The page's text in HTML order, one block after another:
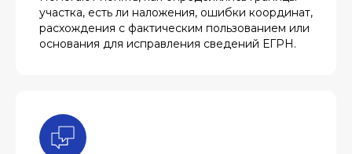
участка, есть ли наложения, ошибки координат,
расхождения с фактическим пользованием или
основания для исправления сведений ЕГРН.